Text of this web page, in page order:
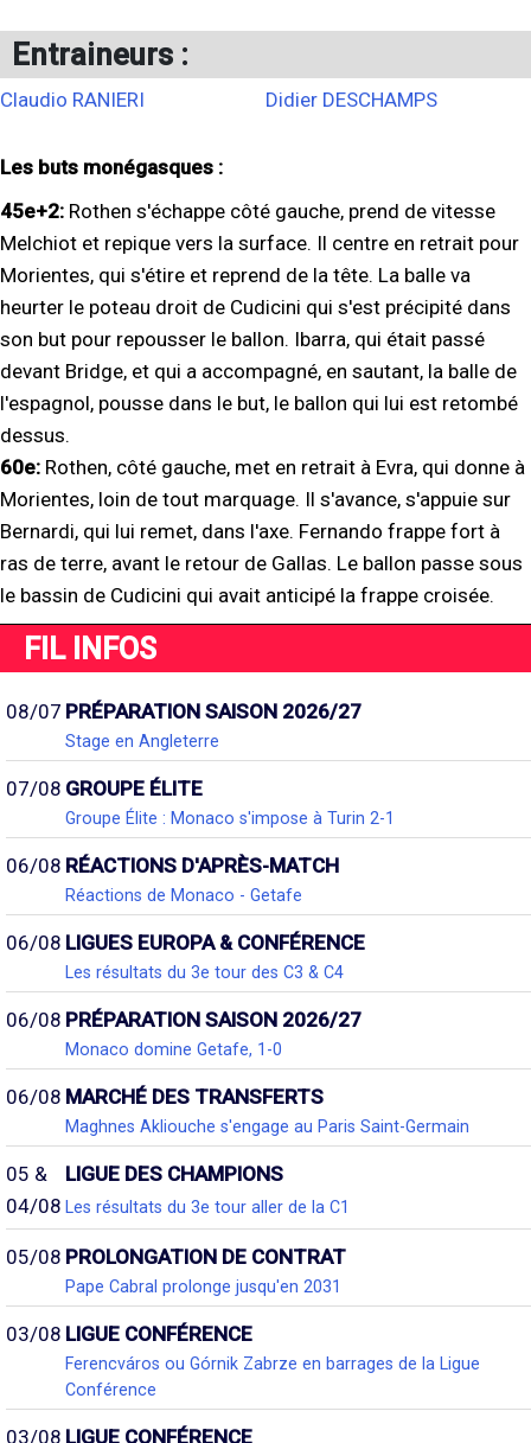
Entraineurs :
Claudio RANIERI Didier DESCHAMPS
Les buts monégasques :
45e+2: Rothen s'échappe côté gauche, prend de vitesse
Melchiot et repique vers la surface. Il centre en retrait pour
Morientes, qui s'étire et reprend de la tête. La balle va
heurter le poteau droit de Cudicini qui s'est précipité dans
son but pour repousser le ballon. Ibarra, qui était passé
devant Bridge, et qui a accompagné, en sautant, la balle de
l'espagnol, pousse dans le but, le ballon qui lui est retombé
dessus.
60e: Rothen, côté gauche, met en retrait à Evra, qui donne à
Morientes, loin de tout marquage. Il s'avance, s'appuie sur
Bernardi, qui lui remet, dans l'axe. Fernando frappe fort à
ras de terre, avant le retour de Gallas. Le ballon passe sous
le bassin de Cudicini qui avait anticipé la frappe croisée.
FIL INFOS
08/07 PRÉPARATION SAISON 2026/27
Stage en Angleterre
07/08 GROUPE ÉLITE
Groupe Élite : Monaco s'impose à Turin 2-1
06/08 RÉACTIONS D'APRÈS-MATCH
Réactions de Monaco - Getafe
06/08 LIGUES EUROPA & CONFÉRENCE
Les résultats du 3e tour des C3 & C4
06/08 PRÉPARATION SAISON 2026/27
Monaco domine Getafe, 1-0
06/08 MARCHÉ DES TRANSFERTS
Maghnes Akliouche s'engage au Paris Saint-Germain
05 &
04/08
LIGUE DES CHAMPIONS
Les résultats du 3e tour aller de la C1
05/08 PROLONGATION DE CONTRAT
Pape Cabral prolonge jusqu'en 2031
03/08 LIGUE CONFÉRENCE
Ferencváros ou Górnik Zabrze en barrages de la Ligue
Conférence
03/08 LIGUE CONFÉRENCE